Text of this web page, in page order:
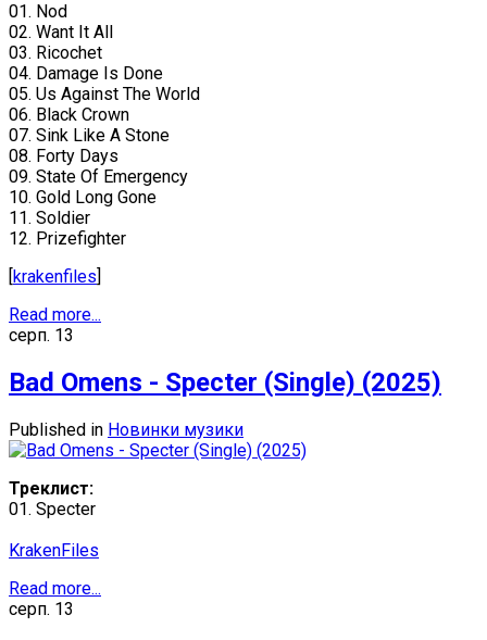
01. Nod
02. Want It All
03. Ricochet
04. Damage Is Done
05. Us Against The World
06. Black Crown
07. Sink Like A Stone
08. Forty Days
09. State Of Emergency
10. Gold Long Gone
11. Soldier
12. Prizefighter
krakenfiles
Read more...
серп. 13
Bad Omens - Specter (Single) (2025)
Published in Новинки музики
Треклист:
01. Specter
KrakenFiles
Read more...
серп. 13